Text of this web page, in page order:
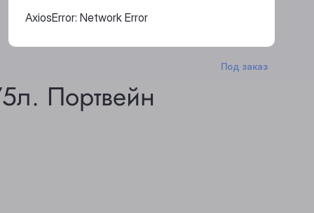
Под заказ
Портвейн
AxiosError: Network Error